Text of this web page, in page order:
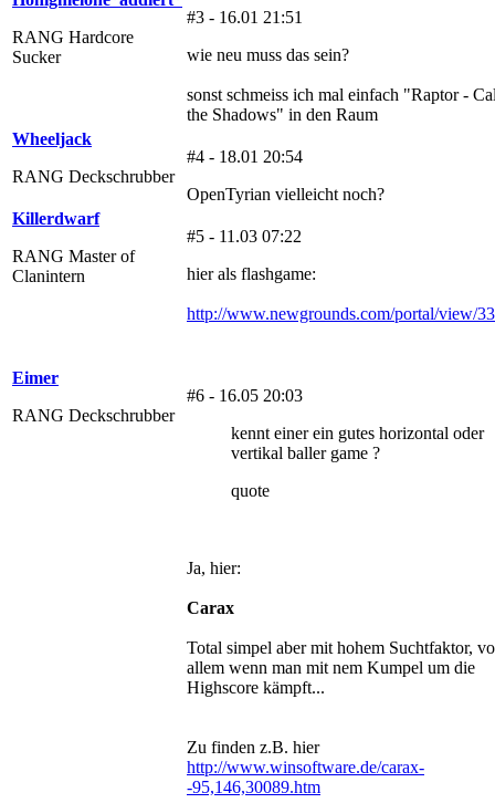
RANG Hardcore
Sucker
#3 - 16.01 21:51
wie neu muss das sein?
sonst schmeiss ich mal einfach "Raptor -
the Shadows" in den Raum
Wheeljack
RANG Deckschrubber
#4 - 18.01 20:54
OpenTyrian vielleicht noch?
Killerdwarf
RANG Master of
Clanintern
#5 - 11.03 07:22
hier als flashgame:
http://www.newgrounds.com/portal/view/
Eimer
RANG Deckschrubber
#6 - 16.05 20:03
kennt einer ein gutes horizontal oder
vertikal baller game ?
quote
Ja, hier:
Carax
Total simpel aber mit hohem Suchtfaktor,
allem wenn man mit nem Kumpel um die
Highscore kämpft...
Zu finden z.B. hier
http://www.winsoftware.de/carax-
-95,146,30089.htm